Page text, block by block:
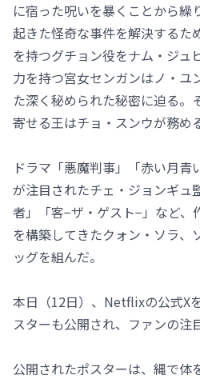
に宿った呪いを暴くことから繰
起きた怪奇な事件を解決するた
を持つグチョン役をナム・ジュ
力を持つ宮女センガンはノ・ユ
た深く秘められた秘密に迫る。
寄せる王はチョ・スンウが務め
ドラマ「悪魔判事」「赤い月青
が注目されたチェ・ジョンギュ
者」「客−ザ・ゲスト−」など、
を構築してきたクォン・ソラ、
ッグを組んだ。
本日（12日）、Netflixの公式X
スターも公開され、ファンの注
公開されたポスターは、縄で体